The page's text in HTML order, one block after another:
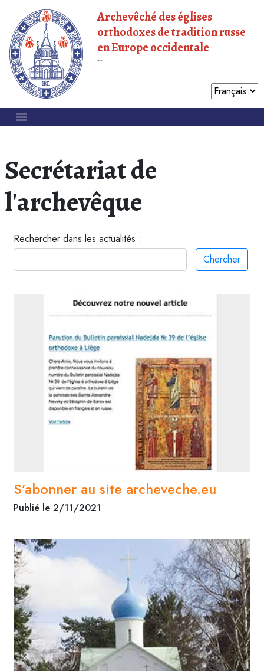
Archevêché des églises
orthodoxes de tradition russe
en Europe occidentale
Secrétariat de
l'archevêque
Rechercher dans les actualités :
Chercher
S’abonner au site archeveche.eu
Publié le 2/11/2021